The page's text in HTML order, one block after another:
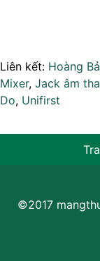
Liên kết: Hoàng
Mixer, Jack âm
Do, Unifirst
©2017